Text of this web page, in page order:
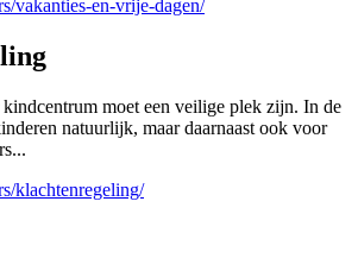
vakanties-en-vrije-dagen/
kindcentrum moet een veilige plek zijn. In de
natuurlijk, maar daarnaast ook voor
klachtenregeling/